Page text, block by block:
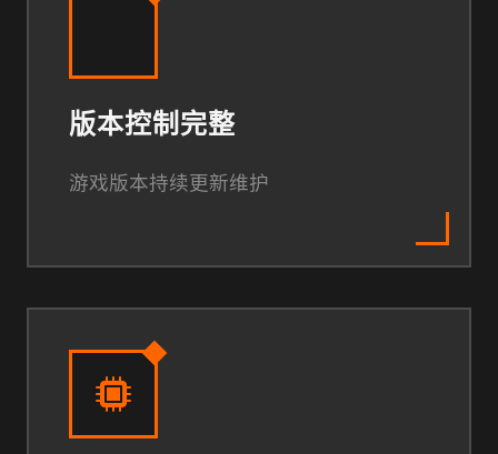
版本控制完整
游戏版本持续更新维护